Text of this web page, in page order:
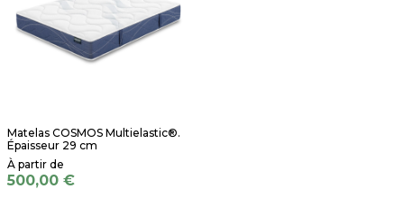
Matelas COSMOS Multielastic®.
Épaisseur 29 cm
500,00 €